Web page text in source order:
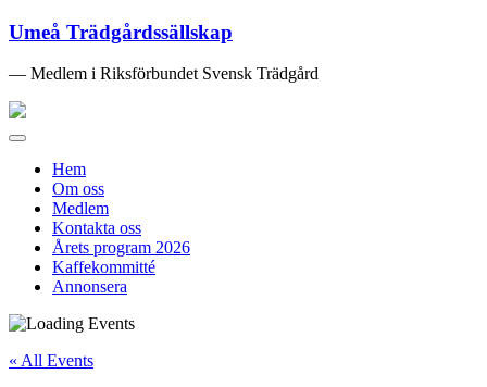
Umeå Trädgårdssällskap
— Medlem i Riksförbundet Svensk Trädgård
Toggle
navigation
Hem
Om oss
Medlem
Kontakta oss
Årets program 2026
Kaffekommitté
Annonsera
« All Events